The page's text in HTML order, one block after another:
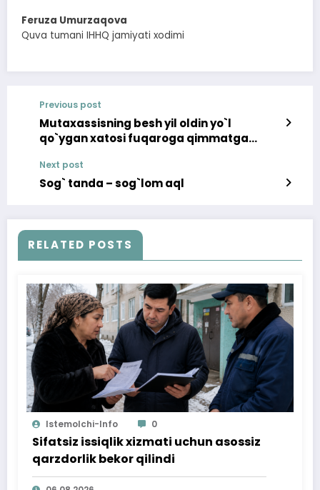
Feruza Umurzaqova
Quva tumani IHHQ jamiyati xodimi
Previous post
Mutaxassisning besh yil oldin yo`l
qo`ygan xatosi fuqaroga qimmatga
Next post
Sog` tanda – sog`lom aql
RELATED POSTS
Istemolchi-Info 0
Sifatsiz issiqlik xizmati uchun asossiz
qarzdorlik bekor qilindi